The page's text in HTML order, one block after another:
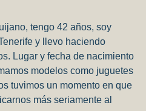
tengo 42 años, soy
y llevo haciendo
Lugar y fecha de nacimiento
modelos como juguetes
tuvimos un momento en que
más seriamente al